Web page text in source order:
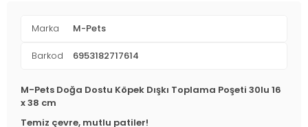
Marka M-Pets
Barkod 6953182717614
M-Pets Doğa Dostu Köpek Dışkı Toplama Poşeti 30lu 16
x 38 cm
Temiz çevre, mutlu patiler!